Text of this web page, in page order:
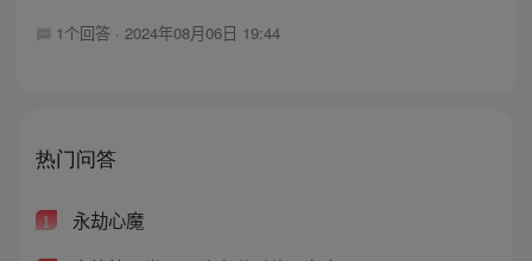
1个回答 · 2024年08月06日 19:44
热门问答
1 永劫心魔